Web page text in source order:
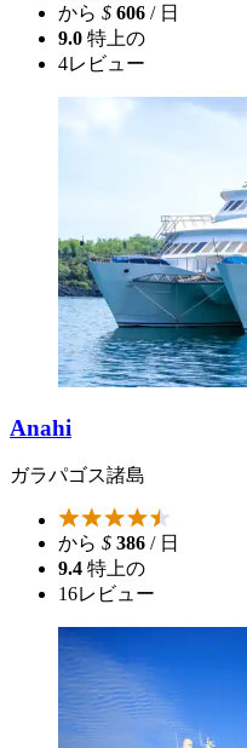
から $ 606 / 日
9.0 特上の
4レビュー
Anahi
ガラパゴス諸島
から $ 386 / 日
9.4 特上の
16レビュー